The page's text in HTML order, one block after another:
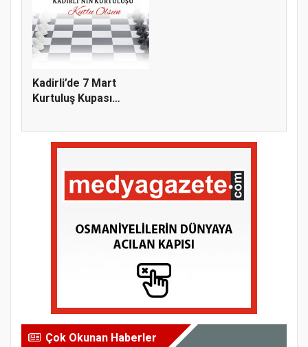
Kadirli’de 7 Mart
Kurtuluş Kupası
Çok Okunan Haberler